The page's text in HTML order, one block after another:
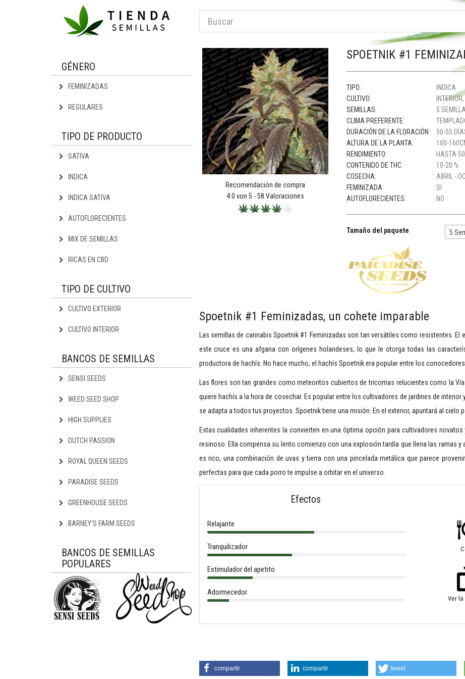
GÉNERO
FEMINIZADAS
REGULARES
TIPO DE PRODUCTO
SATIVA
INDICA
INDICA SATIVA
AUTOFLORECIENTES
MIX DE SEMILLAS
RICAS EN CBD
TIPO DE CULTIVO
CULTIVO EXTERIOR
CULTIVO INTERIOR
BANCOS DE SEMILLAS
SENSI SEEDS
WEED SEED SHOP
HIGH SUPPLIES
DUTCH PASSION
ROYAL QUEEN SEEDS
PARADISE SEEDS
GREENHOUSE SEEDS
BARNEY'S FARM SEEDS
BANCOS DE SEMILLAS
POPULARES
Recomendación de compra
4.0 von 5 -58 Valoraciones
SPOETNIK #1
TIPO:
INDICA
CULTIVO:
SEMILLAS:
5
CLIMA PREFERENTE:
DURACIÓN DE LA FLORACIÓN :
50-55
ALTURA DE LA PLANTA:
100-
RENDIMIENTO:
HASTA
CONTENIDO DE THC:
10-20 %
COSECHA:
ABRIL -
FEMINIZADA:
SI
AUTOFLORECIENTES:
NO
Tamaño del paquete 5
Spoetnik #1 Feminizadas, un cohete imparable
Las semillas de cannabis Spoetnik #1 Feminizadas son tan versátiles como resistentes. El
este cruce es una afgana con orígenes holandeses, lo que le otorga todas las
productora de hachís. No hace mucho, el hachís Spoetnik era popular entre los
Las flores son tan grandes como meteoritos cubiertos de tricomas relucientes como la
quiere hachís a la hora de cosechar. Es popular entre los cultivadores de jardines de
se adapta a todos tus proyectos. Spoetnik tiene una misión. En el exterior, apuntará al cielo
Estas cualidades inherentes la convierten en una óptima opción para cultivadores
resinoso. Ella compensa su lento comienzo con una explosión tardía que llena las ramas y
es rico, una combinación de uvas y tierra con una pincelada metálica que parece
perfectas para que cada porro te impulse a orbitar en el universo.
Efectos
Relajante
Tranquilizador
Estimulador del apetito
Adormecedor
Ver
compartir compartir tweet